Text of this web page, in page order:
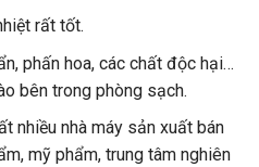
rất tốt.
phấn hoa, các chất độc hại…
bên trong phòng sạch.
nhiều nhà máy sản xuất bán
mỹ phẩm, trung tâm nghiên